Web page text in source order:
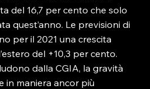
del 16,7 per cento che solo
quest’anno. Le previsioni di
per il 2021 una crescita
del +10,3 per cento.
dalla CGIA, la gravità
in maniera ancor più